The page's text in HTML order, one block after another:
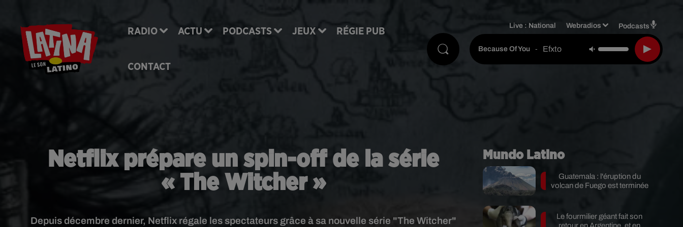
RADIO ACTU PODCASTS JEUX RÉGIE PUB
CONTACT
Live : National Webradios Podcasts
Because Of You - Efxto
Netflix prépare un spin-off de la série
« The Witcher »
Depuis décembre dernier, Netflix régale les spectateurs grâce à sa nouvelle série "The Witcher"
Mundo Latino
Guatemala : l'éruption du
volcan de Fuego est terminée
Le fourmilier géant fait son
retour en Argentine, et en